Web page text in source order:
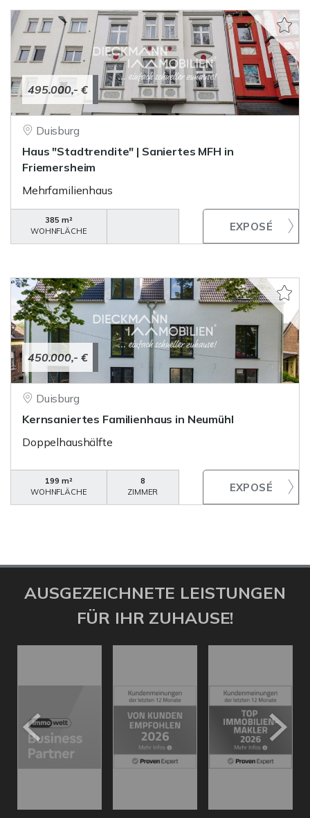
495.000,- €
Duisburg
Haus "Stadtrendite" | Saniertes MFH in
Friemersheim
Mehrfamilienhaus
385 m²
WOHNFLÄCHE
450.000,- €
Duisburg
Kernsaniertes Familienhaus in Neumühl
Doppelhaushälfte
199 m²
WOHNFLÄCHE
8
ZIMMER
AUSGEZEICHNETE LEISTUNGEN
FÜR IHR ZUHAUSE!